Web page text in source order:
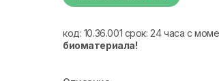
код: 10.36.001 срок: 24 часа с
биоматериала!